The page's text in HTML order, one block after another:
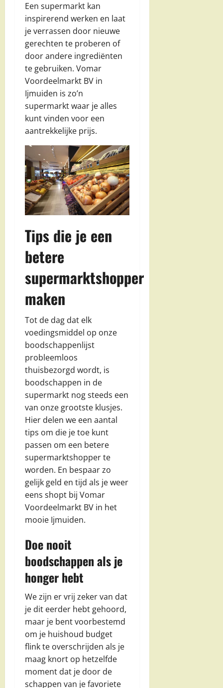
Een supermarkt kan
inspirerend werken en laat
je verrassen door nieuwe
gerechten te proberen of
door andere ingrediënten
te gebruiken. Vomar
Voordeelmarkt BV in
Ijmuiden is zo’n
supermarkt waar je alles
kunt vinden voor een
aantrekkelijke prijs.
Tips die je een
betere
supermarktshopper
maken
Tot de dag dat elk
voedingsmiddel op onze
boodschappenlijst
probleemloos
thuisbezorgd wordt, is
boodschappen in de
supermarkt nog steeds een
van onze grootste klusjes.
Hier delen we een aantal
tips om die je toe kunt
passen om een betere
supermarktshopper te
worden. En bespaar zo
gelijk geld en tijd als je weer
eens shopt bij Vomar
Voordeelmarkt BV in het
mooie Ijmuiden.
Doe nooit
boodschappen als je
honger hebt
We zijn er vrij zeker van dat
je dit eerder hebt gehoord,
maar je bent voorbestemd
om je huishoud budget
flink te overschrijden als je
maag knort op hetzelfde
moment dat je door de
schappen van je favoriete